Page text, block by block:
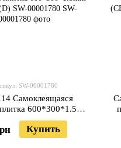
SW-00001780
Самоклеящаяся
600*300*1.5mm
(D) SW-00001780
Купить